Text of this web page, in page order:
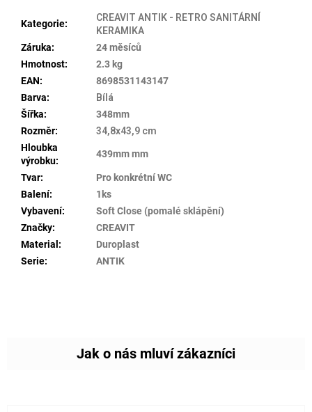
Kategorie:
CREAVIT ANTIK - RETRO SANITÁRNÍ
KERAMIKA
Záruka:
24 měsíců
Hmotnost:
2.3 kg
EAN:
8698531143147
Barva:
Bílá
Šířka:
348mm
Rozměr:
34,8x43,9 cm
Hloubka
výrobku:
439mm mm
Tvar:
Pro konkrétní WC
Balení:
1ks
Vybavení:
Soft Close (pomalé sklápění)
Značky:
CREAVIT
Material :
Duroplast
Serie: ANTIK